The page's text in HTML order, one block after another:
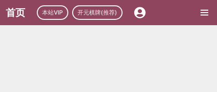
首页 本站VIP 开元棋牌(推荐)